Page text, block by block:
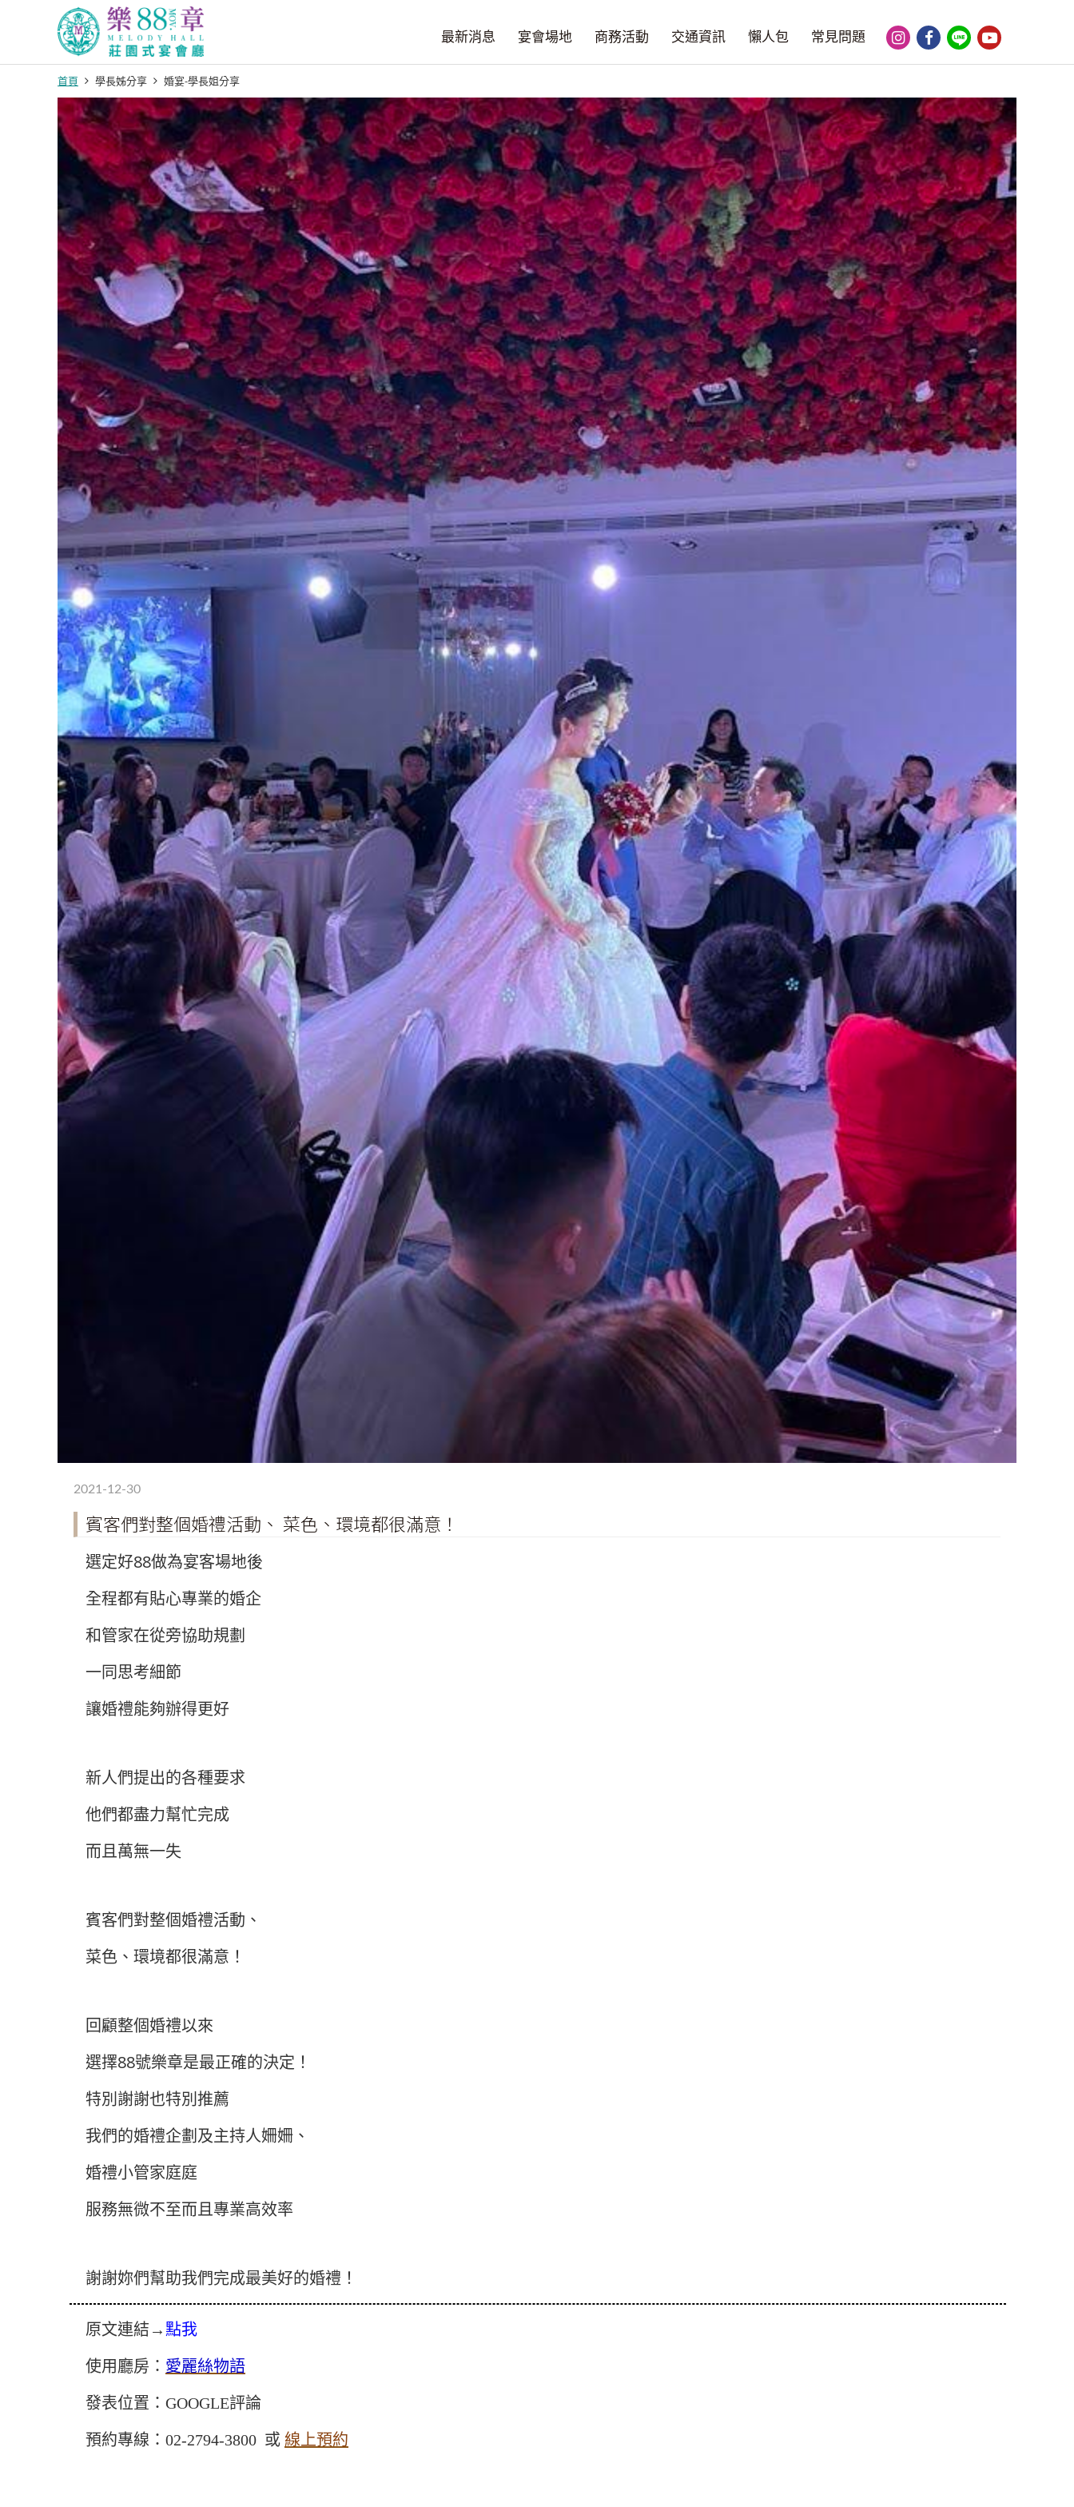
最新消息 宴會場地 商務活動 交通資訊 懶人包 常見問題
首頁 學長姊分享 婚宴-學長姐分享
2021-12-30
賓客們對整個婚禮活動、 菜色、環境都很滿意！
選定好88做為宴客場地後
全程都有貼心專業的婚企
和管家在從旁協助規劃
一同思考細節
讓婚禮能夠辦得更好
新人們提出的各種要求
他們都盡力幫忙完成
而且萬無一失
賓客們對整個婚禮活動、
菜色、環境都很滿意！
回顧整個婚禮以來
選擇88號樂章是最正確的決定！
特別謝謝也特別推薦
我們的婚禮企劃及主持人姍姍、
婚禮小管家庭庭
服務無微不至而且專業高效率
謝謝妳們幫助我們完成最美好的婚禮！
原文連結→ 點我
使用廳房： 愛麗絲物語
發表位置：GOOGLE評論
預約專線：02-2794-3800 或 線上預約